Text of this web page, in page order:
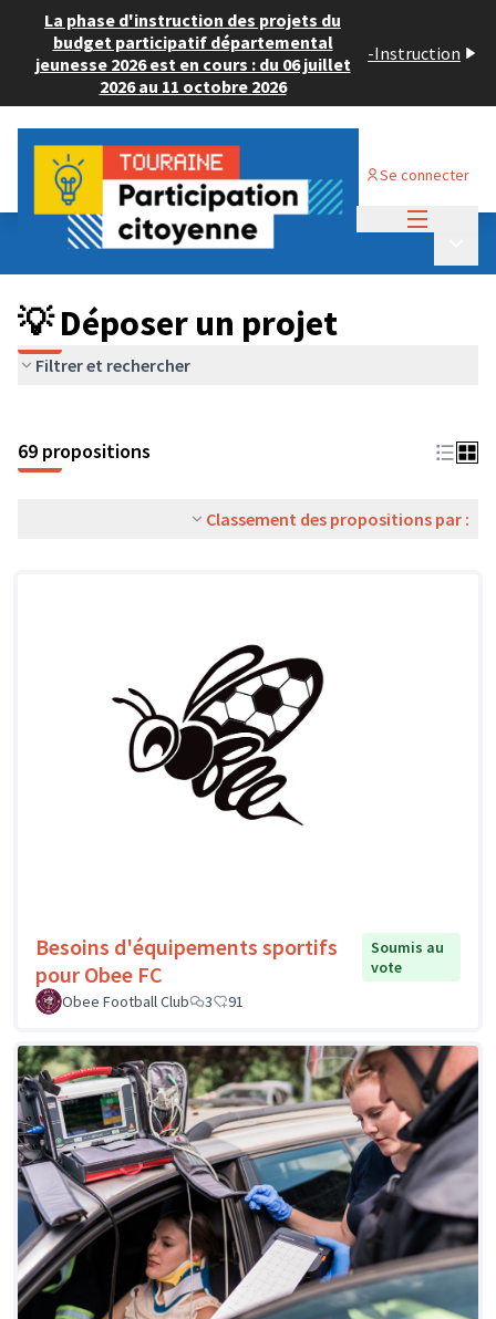
La phase d'instruction des projets du
budget participatif départemental
jeunesse 2026 est en cours : du 06 juillet
2026 au 11 octobre 2026
-Instruction
Se connecter
Budget Participatif ADULTE 2024
💡 Déposer un projet
💡 Déposer un projet
Filtrer et rechercher
69 propositions
Classement des propositions par :
Besoins d'équipements sportifs
pour Obee FC
Soumis au
vote
Obee Football Club
3 91